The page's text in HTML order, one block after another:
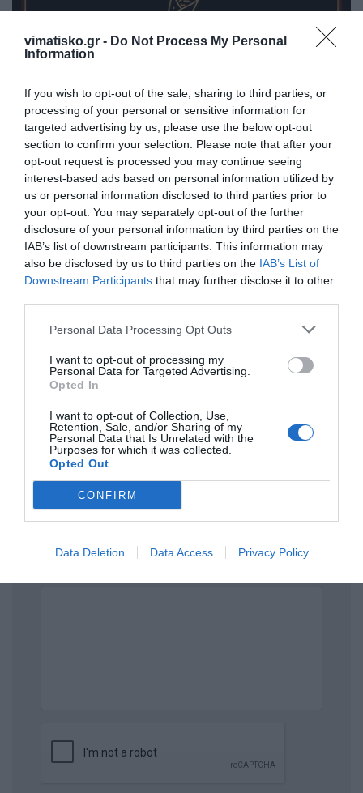
vimatisko.gr - Do Not Process My Personal
Information
If you wish to opt-out of the sale, sharing to third parties, or
processing of your personal or sensitive information for
targeted advertising by us, please use the below opt-out
section to confirm your selection. Please note that after your
opt-out request is processed you may continue seeing
interest-based ads based on personal information utilized by
us or personal information disclosed to third parties prior to
your opt-out. You may separately opt-out of the further
disclosure of your personal information by third parties on the
IAB’s list of downstream participants. This information may
also be disclosed by us to third parties on the IAB’s List of
Downstream Participants that may further disclose it to other
Personal Data Processing Opt Outs
I want to opt-out of processing my
Personal Data for Targeted Advertising.
Opted In
I want to opt-out of Collection, Use,
Retention, Sale, and/or Sharing of my
Personal Data that Is Unrelated with the
Purposes for which it was collected.
Opted Out
CONFIRM
Data Deletion Data Access Privacy Policy
Η ανωνυμία είναι το καλύτερο κρησφύγετο δειλίας και
χυδαιότητας!
Σχόλια 0
Πρόσθεσε ένα σχόλιο
ΟΝΟΜΑ